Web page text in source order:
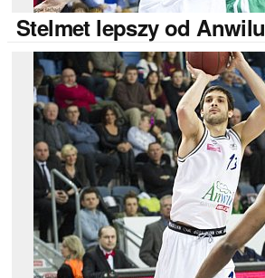
Stelmetlepszy od Anwilu